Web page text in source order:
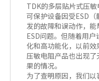
TDK的多层贴片式压敏
可保护设备因受ESD（
发的故障和误动作，
ESD问题。但随着用
化和高功能化，以前
压敏电阻产品也出现
果的情况。
为了查明原因，我们